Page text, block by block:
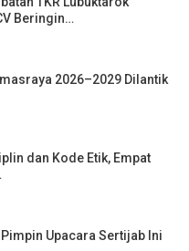
Beringin…
2026–2029 Dilantik
dan Kode Etik, Empat
Upacara Sertijab Ini